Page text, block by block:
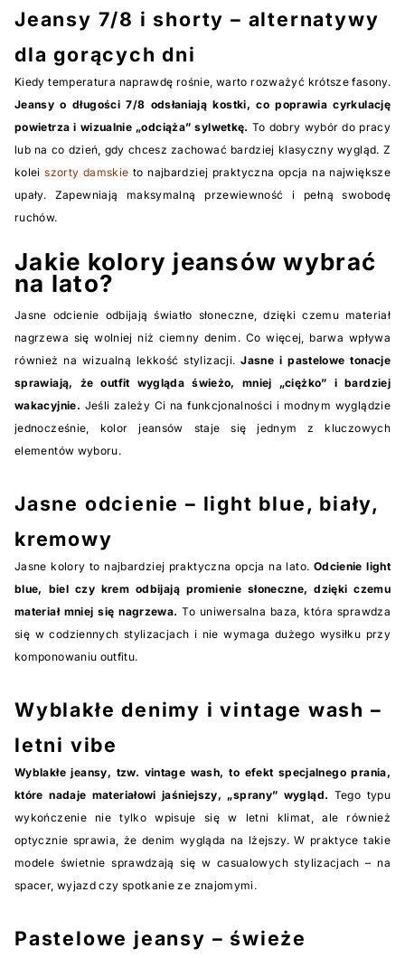
Jeansy 7/8 i shorty – alternatywy
dla gorących dni
Kiedy temperatura naprawdę rośnie, warto rozważyć krótsze fasony.
Jeansy o długości 7/8 odsłaniają kostki, co poprawia cyrkulację
powietrza i wizualnie „odciąża” sylwetkę. To dobry wybór do pracy
lub na co dzień, gdy chcesz zachować bardziej klasyczny wygląd. Z
koleiszorty damskie to najbardziej praktyczna opcja na największe
upały. Zapewniają maksymalną przewiewność i pełną swobodę
ruchów.
Jakie kolory jeansów wybrać
na lato?
Jasne odcienie odbijają światło słoneczne, dzięki czemu materiał
nagrzewa się wolniej niż ciemny denim. Co więcej, barwa wpływa
również na wizualną lekkość stylizacji.Jasne i pastelowe tonacje
sprawiają, że outfit wygląda świeżo, mniej „ciężko” i bardziej
wakacyjnie. Jeśli zależy Ci na funkcjonalności i modnym wyglądzie
jednocześnie, kolor jeansów staje się jednym z kluczowych
elementów wyboru.
Jasne odcienie – light blue, biały,
kremowy
Jasne kolory to najbardziej praktyczna opcja na lato. Odcienie light
blue, biel czy krem odbijają promienie słoneczne, dzięki czemu
materiał mniej się nagrzewa. To uniwersalna baza, która sprawdza
się w codziennych stylizacjach i nie wymaga dużego wysiłku przy
komponowaniu outfitu.
Wyblakłe denimy i vintage wash –
letni vibe
Wyblakłe jeansy, tzw. vintage wash, to efekt specjalnego prania,
które nadaje materiałowi jaśniejszy, „sprany” wygląd. Tego typu
wykończenie nie tylko wpisuje się w letni klimat, ale również
optycznie sprawia, że denim wygląda na lżejszy. W praktyce takie
modele świetnie sprawdzają się w casualowych stylizacjach – na
spacer, wyjazd czy spotkanie ze znajomymi.
Pastelowe jeansy – świeże